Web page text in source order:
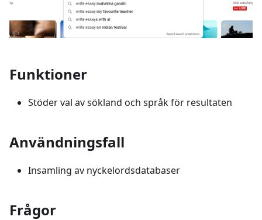
Funktioner
Stöder val av sökland och språk för resultaten
Användningsfall
Insamling av nyckelordsdatabaser
Frågor